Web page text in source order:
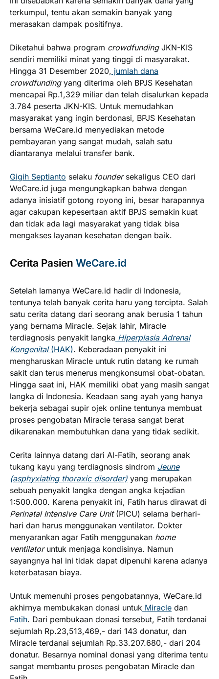
terkumpul, tentu akan semakin banyak yang
merasakan dampak positifnya.
Diketahui bahwa program crowdfunding JKN-KIS
sendiri memiliki minat yang tinggi di masyarakat.
Hingga 31 Desember 2020, jumlah dana
crowdfundingyang diterima oleh BPJS Kesehatan
mencapai Rp.1,329 miliar dan telah disalurkan kepada
3.784 peserta JKN-KIS. Untuk memudahkan
masyarakat yang ingin berdonasi, BPJS Kesehatan
bersama WeCare.id menyediakan metode
pembayaran yang sangat mudah, salah satu
diantaranya melalui transfer bank.
Gigih Septianto selaku foundersekaligus CEO dari
WeCare.id juga mengungkapkan bahwa dengan
adanya inisiatif gotong royong ini, besar harapannya
agar cakupan kepesertaan aktif BPJS semakin kuat
dan tidak ada lagi masyarakat yang tidak bisa
mengakses layanan kesehatan dengan baik.
Cerita Pasien WeCare.id
Setelah lamanya WeCare.id hadir di Indonesia,
tentunya telah banyak cerita haru yang tercipta. Salah
satu cerita datang dari seorang anak berusia 1 tahun
yang bernama Miracle. Sejak lahir, Miracle
terdiagnosis penyakit langka Hiperplasia Adrenal
Kongenital(HAK). Keberadaan penyakit ini
mengharuskan Miracle untuk rutin datang ke rumah
sakit dan terus menerus mengkonsumsi obat-obatan.
Hingga saat ini, HAK memiliki obat yang masih sangat
langka di Indonesia. Keadaan sang ayah yang hanya
bekerja sebagai supir ojek online tentunya membuat
proses pengobatan Miracle terasa sangat berat
dikarenakan membutuhkan dana yang tidak sedikit.
Cerita lainnya datang dari Al-Fatih, seorang anak
tukang kayu yang terdiagnosis sindrom Jeune
(asphyxiating thoraxic disorder) yang merupakan
sebuah penyakit langka dengan angka kejadian
1:500.000. Karena penyakit ini, Fatih harus dirawat di
Perinatal Intensive Care Unit(PICU) selama berhari-
hari dan harus menggunakan ventilator. Dokter
menyarankan agar Fatih menggunakan home
ventilatoruntuk menjaga kondisinya. Namun
sayangnya hal ini tidak dapat dipenuhi karena adanya
keterbatasan biaya.
Untuk memenuhi proses pengobatannya, WeCare.id
akhirnya membukakan donasi untuk Miracle dan
Fatih. Dari pembukaan donasi tersebut, Fatih terdanai
sejumlah Rp.23,513,469,- dari 143 donatur, dan
Miracle terdanai sejumlah Rp.33.207.680,- dari 204
donatur. Besarnya nominal donasi yang diterima tentu
sangat membantu proses pengobatan Miracle dan